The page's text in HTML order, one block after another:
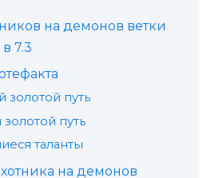
на демонов ветки
7.3
золотой путь
путь
таланты
на демонов